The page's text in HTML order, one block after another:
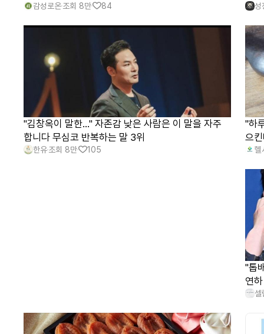
감성로온조회 8만 84 성
"김창옥이 말한…" 자존감 낮은 사람은 이 말을 자주
합니다 무심코 반복하는 말 3위
한유조회 8만 105
"하
으
헬
"톱
연
셀